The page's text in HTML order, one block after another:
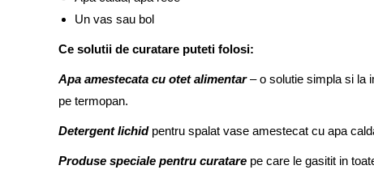
Un vas sau bol
Ce solutii de curatare puteti folosi:
Apa amestecata cu otet alimentar– o solutie simpla si la
pe termopan.
Detergent lichidpentru spalat vase amestecat cu apa
Produse speciale pentru curatare pe care le gasitit in